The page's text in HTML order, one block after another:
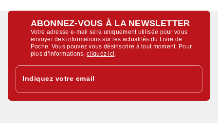
ABONNEZ-VOUS À LA NEWSLETTER
Votre adresse e-mail sera uniquement utilisée pour vous
envoyer des informations sur les actualités du Livre de
Poche. Vous pouvez vous désinscrire à tout moment. Pour
plus d’informations,cliquez ici
Indiquez votre email